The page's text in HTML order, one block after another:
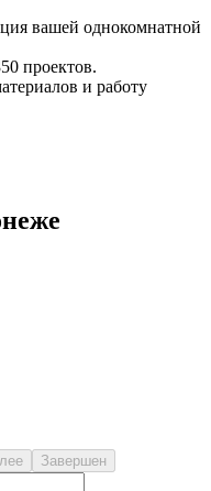
вашей однокомнатной
проектов.
и работу